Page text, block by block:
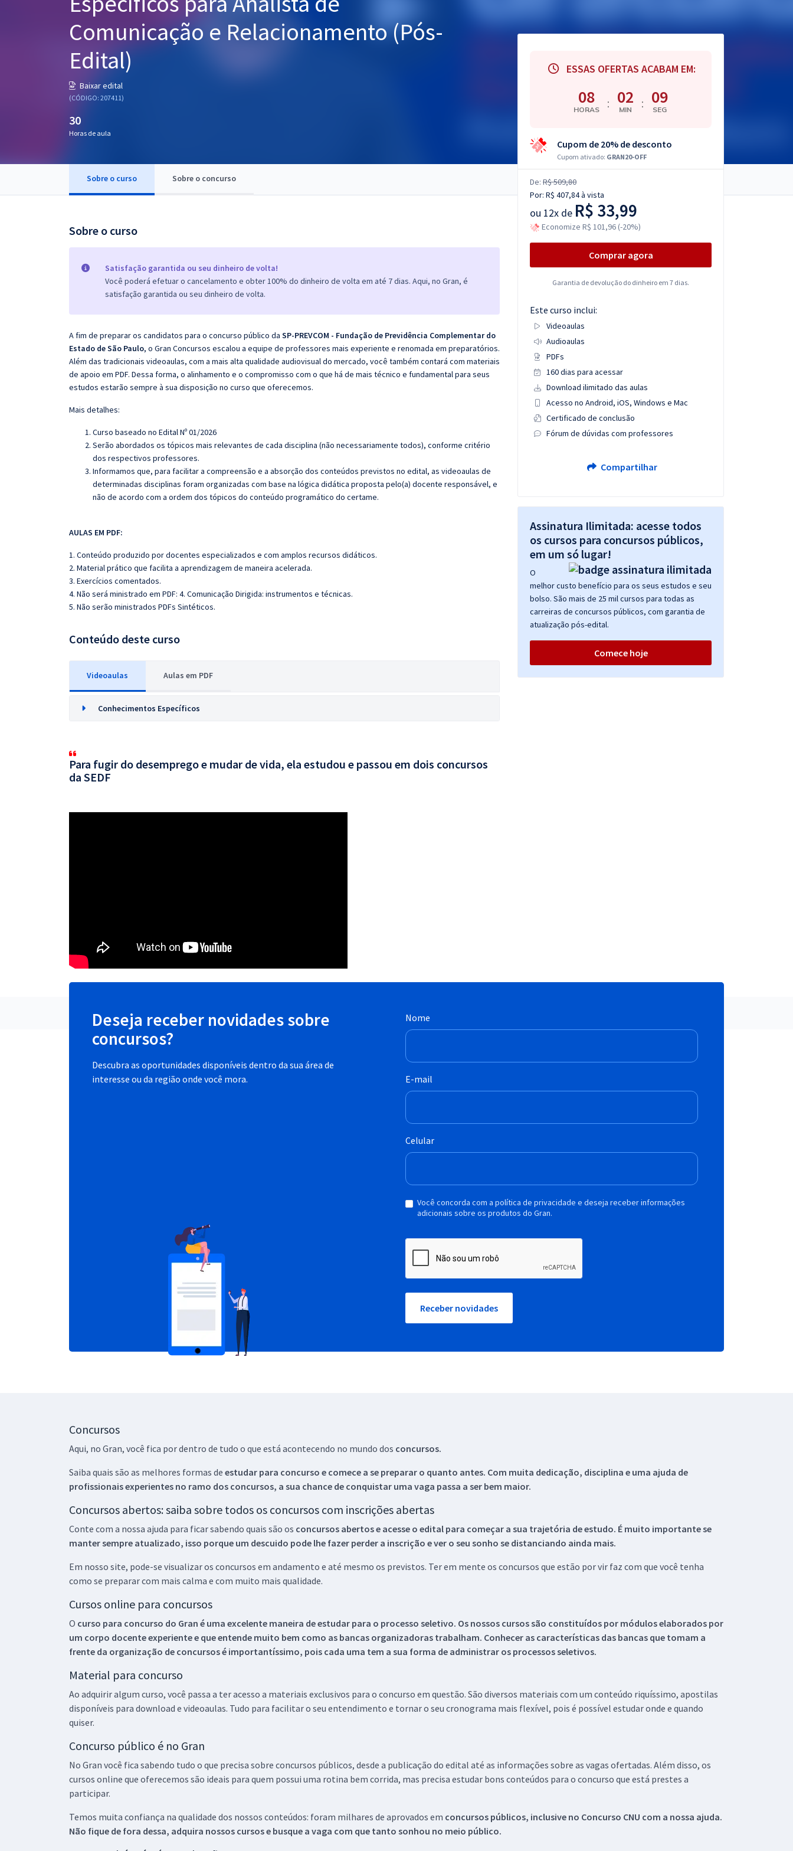
Questões grátis
Comunicação e Relacionamento (Pós-
Edital)
Baixar edital
(CÓDIGO: 207411)
30
Horas de aula
Sobre o curso Sobre o concurso
Sobre o curso
Satisfação garantida ou seu dinheiro de volta!
Você poderá efetuar o cancelamento e obter 100% do dinheiro de volta em até 7 dias. Aqui, no Gran, é
satisfação garantida ou seu dinheiro de volta.
A fim de preparar os candidatos para o concurso público da SP-PREVCOM - Fundação de Previdência Complementar do
Estado de São Paulo, o Gran Concursos escalou a equipe de professores mais experiente e renomada em preparatórios.
Além das tradicionais videoaulas, com a mais alta qualidade audiovisual do mercado, você também contará com materiais
de apoio em PDF. Dessa forma, o alinhamento e o compromisso com o que há de mais técnico e fundamental para seus
estudos estarão sempre à sua disposição no curso que oferecemos.
Mais detalhes:
Curso baseado no Edital Nº 01/2026
Serão abordados os tópicos mais relevantes de cada disciplina (não necessariamente todos), conforme critério
dos respectivos professores.
Informamos que, para facilitar a compreensão e a absorção dos conteúdos previstos no edital, as videoaulas de
determinadas disciplinas foram organizadas com base na lógica didática proposta pelo(a) docente responsável, e
não de acordo com a ordem dos tópicos do conteúdo programático do certame.
AULAS EM PDF:
1. Conteúdo produzido por docentes especializados e com amplos recursos didáticos.
2. Material prático que facilita a aprendizagem de maneira acelerada.
3. Exercícios comentados.
4. Não será ministrado em PDF: 4. Comunicação Dirigida: instrumentos e técnicas.
5. Não serão ministrados PDFs Sintéticos.
Conteúdo deste curso
Videoaulas Aulas em PDF
Conhecimentos Específicos
Para fugir do desemprego e mudar de vida, ela estudou e passou em dois concursos
da SEDF
ESSAS OFERTAS ACABAM EM:
08
HORAS : 02
MIN : 08
SEG
Cupom de 20% de desconto
Cupom ativado: GRAN20-OFF
De: R$ 509,80
Por: R$ 407,84à vista
ou 12x de R$ 33,99
Economize R$ 101,96 (-20%)
Comprar agora
Garantia de devolução do dinheiro em 7 dias.
Este curso inclui:
Videoaulas
Audioaulas
PDFs
160 dias para acessar
Download ilimitado das aulas
Acesso no Android, iOS, Windows e Mac
Certificado de conclusão
Fórum de dúvidas com professores
Compartilhar
Assinatura Ilimitada: acesse todos
os cursos para concursos públicos,
em um só lugar!
O
melhor custo benefício para os seus estudos e seu
bolso. São mais de 25 mil cursos para todas as
carreiras de concursos públicos, com garantia de
atualização pós-edital.
Comece hoje
Deseja receber novidades sobre
concursos?
Descubra as oportunidades disponíveis dentro da sua área de
interesse ou da região onde você mora.
Nome
E-mail
Celular
Você concorda com a política de privacidade e deseja receber informações
adicionais sobre os produtos do Gran.
Receber novidades
Concursos
Aqui, no Gran, você fica por dentro de tudo o que está acontecendo no mundo dos concursos.
Saiba quais são as melhores formas de estudar para concurso e comece a se preparar o quanto antes. Com muita dedicação, disciplina e uma ajuda de
profissionais experientes no ramo dos concursos, a sua chance de conquistar uma vaga passa a ser bem maior.
Concursos abertos: saiba sobre todos os concursos com inscrições abertas
Conte com a nossa ajuda para ficar sabendo quais são os concursos abertos e acesse o edital para começar a sua trajetória de estudo. É muito importante se
manter sempre atualizado, isso porque um descuido pode lhe fazer perder a inscrição e ver o seu sonho se distanciando ainda mais.
Em nosso site, pode-se visualizar os concursos em andamento e até mesmo os previstos. Ter em mente os concursos que estão por vir faz com que você tenha
como se preparar com mais calma e com muito mais qualidade.
Cursos online para concursos
O curso para concurso do Gran é uma excelente maneira de estudar para o processo seletivo. Os nossos cursos são constituídos por módulos elaborados por
um corpo docente experiente e que entende muito bem como as bancas organizadoras trabalham. Conhecer as características das bancas que tomam a
frente da organização de concursos é importantíssimo, pois cada uma tem a sua forma de administrar os processos seletivos.
Material para concurso
Ao adquirir algum curso, você passa a ter acesso a materiais exclusivos para o concurso em questão. São diversos materiais com um conteúdo riquíssimo, apostilas
disponíveis para download e videoaulas. Tudo para facilitar o seu entendimento e tornar o seu cronograma mais flexível, pois é possível estudar onde e quando
quiser.
Concurso público é no Gran
No Gran você fica sabendo tudo o que precisa sobre concursos públicos, desde a publicação do edital até as informações sobre as vagas ofertadas. Além disso, os
cursos online que oferecemos são ideais para quem possui uma rotina bem corrida, mas precisa estudar bons conteúdos para o concurso que está prestes a
participar.
Temos muita confiança na qualidade dos nossos conteúdos: foram milhares de aprovados em concursos públicos, inclusive no Concurso CNU com a nossa ajuda.
Não fique de fora dessa, adquira nossos cursos e busque a vaga com que tanto sonhou no meio público.